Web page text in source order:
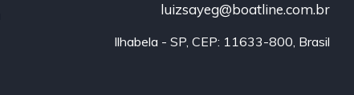
luizsayeg@boatline.com.br
Ilhabela - SP, CEP: 11633-800, Brasil